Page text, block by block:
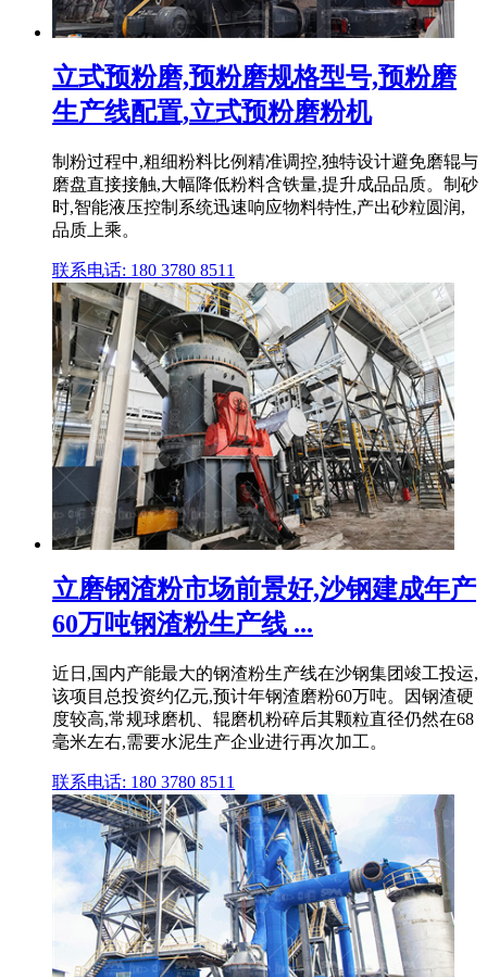
立式预粉磨,预粉磨规格型号,预粉磨
生产线配置,立式预粉磨粉机
制粉过程中,粗细粉料比例精准调控,独特设计避免磨辊与
磨盘直接接触,大幅降低粉料含铁量,提升成品品质。制砂
时,智能液压控制系统迅速响应物料特性,产出砂粒圆润,
品质上乘。
联系电话: 180 3780 8511
立磨钢渣粉市场前景好,沙钢建成年产
60万吨钢渣粉生产线 ...
近日,国内产能最大的钢渣粉生产线在沙钢集团竣工投运,
该项目总投资约亿元,预计年钢渣磨粉60万吨。因钢渣硬
度较高,常规球磨机、辊磨机粉碎后其颗粒直径仍然在68
毫米左右,需要水泥生产企业进行再次加工。
联系电话: 180 3780 8511